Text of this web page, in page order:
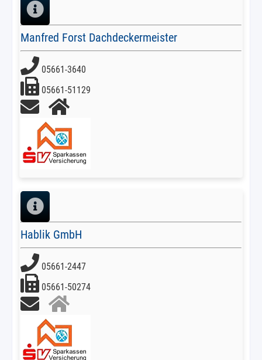
Manfred Forst Dachdeckermeister
05661-3640
05661-51129
Hablik GmbH
05661-2447
05661-50274